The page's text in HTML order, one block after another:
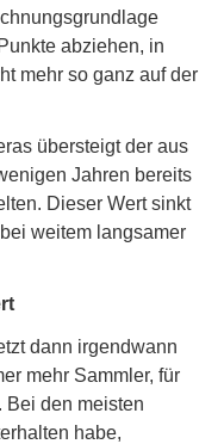
abziehen, in
mehr so ganz auf der
übersteigt der aus
Jahren bereits
Dieser Wert sinkt
weitem langsamer
dann irgendwann
mehr Sammler, für
Bei den meisten
habe,